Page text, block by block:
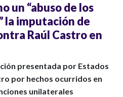
un “abuso de los
la imputación de
Raúl Castro en
presentada por Estados
por hechos ocurridos en
unilaterales